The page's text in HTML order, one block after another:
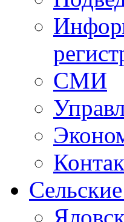
СМИ